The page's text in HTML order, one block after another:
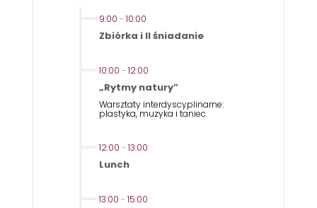
9:00 - 10:00
Zbiórka i II śniadanie
10:00 - 12:00
„Rytmy natury”
Warsztaty interdyscyplinarne:
plastyka, muzyka i taniec.
12:00 - 13:00
Lunch
13:00 - 15:00